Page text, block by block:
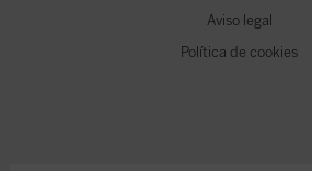
Aviso legal
Política de cookies